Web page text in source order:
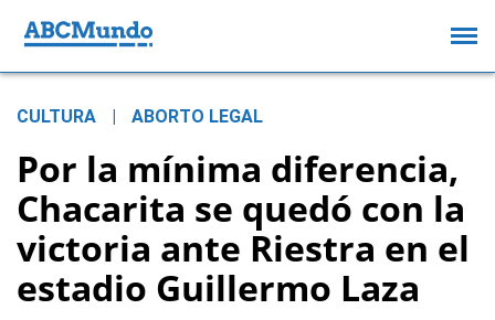
CULTURA ABORTO LEGAL
Por la mínima diferencia,
Chacarita se quedó con la
victoria ante Riestra en el
estadio Guillermo Laza